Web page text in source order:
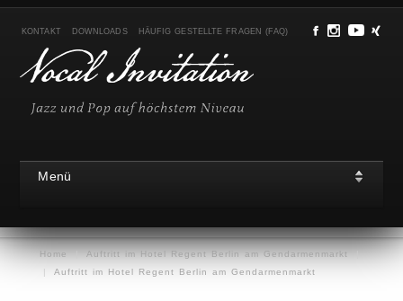
KONTAKT DOWNLOADS HÄUFIG GESTELLTE FRAGEN (FAQ)
Menü
Home Auftritt im Hotel Regent Berlin am Gendarmenmarkt
Auftritt im Hotel Regent Berlin am Gendarmenmarkt